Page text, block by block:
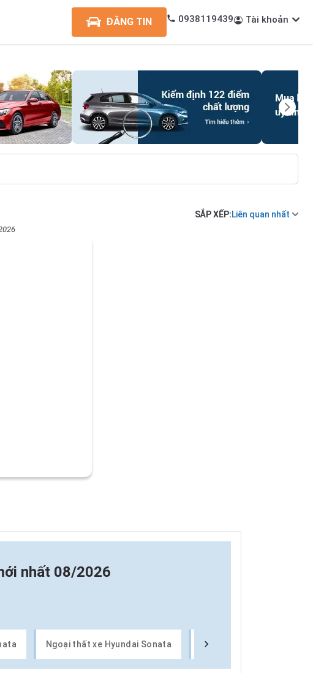
ĐĂNG TIN 0938119439 Tài khoản
SẮP XẾP:Liên quan nhất
nhất 08/2026
Ngoại thất xe Hyundai Sonata Nội thất xe Hyundai